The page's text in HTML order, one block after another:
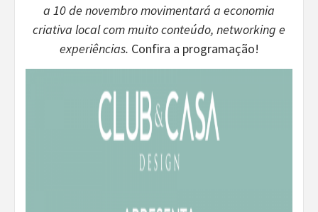
a 10 de novembro movimentará a economia
criativa local com muito conteúdo, networking e
experiências. Confira a programação!